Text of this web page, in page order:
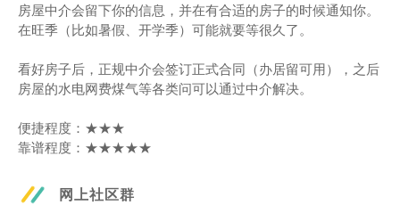
房屋中介会留下你的信息，并在有合适的房子的时候通知你。
在旺季（比如暑假、开学季）可能就要等很久了。
看好房子后，正规中介会签订正式合同（办居留可用），之后
房屋的水电网费煤气等各类问可以通过中介解决。
便捷程度：★★★
靠谱程度：★★★★★
网上社区群